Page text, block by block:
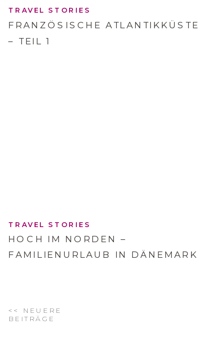
TRAVEL STORIES
FRANZÖSISCHE ATLANTIKKÜSTE
– TEIL 1
TRAVEL STORIES
HOCH IM NORDEN –
FAMILIENURLAUB IN DÄNEMARK
<< NEUERE
BEITRÄGE